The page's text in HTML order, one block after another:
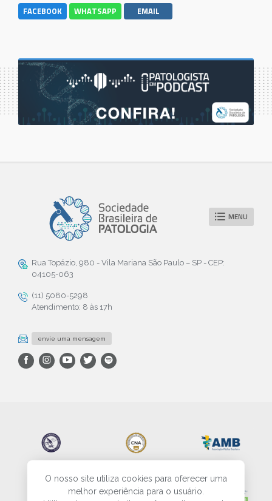
O nosso site utiliza cookies para oferecer uma
melhor experiência para o usuário.
FACEBOOK WHATSAPP EMAIL
MENU
Rua Topázio, 980 - Vila Mariana São Paulo – SP - CEP:
04105-063
(11) 5080-5298
Atendimento: 8 às 17h
envie uma mensagem